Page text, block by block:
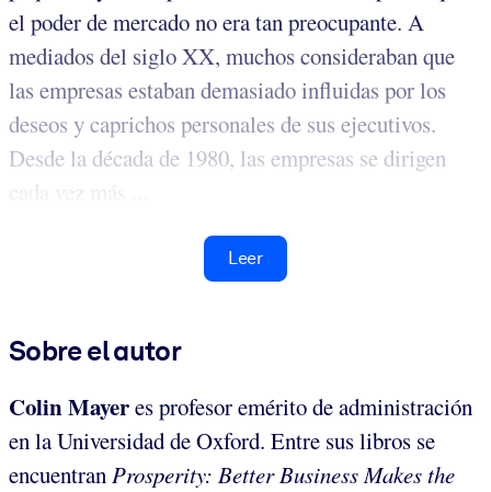
el poder de mercado no era tan preocupante. A
mediados del siglo XX, muchos consideraban que
las empresas estaban demasiado influidas por los
deseos y caprichos personales de sus ejecutivos.
Desde la década de 1980, las empresas se dirigen
cada vez más ...
Leer
Sobre el autor
Colin Mayeres profesor emérito de administración
en la Universidad de Oxford. Entre sus libros se
encuentranProsperity: Better Business Makes the